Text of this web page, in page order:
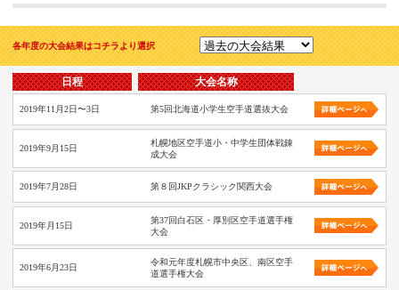
各年度の大会結果はコチラより選択
日程 大会名称
2019年11月2日〜3日 第5回北海道小学生空手道選抜大会
2019年9月15日
札幌地区空手道小・中学生団体戦錬
成大会
2019年7月28日 第８回JKPクラシック関西大会
2019年月15日
第37回白石区・厚別区空手道選手権
大会
2019年6月23日
令和元年度札幌市中央区、南区空手
道選手権大会